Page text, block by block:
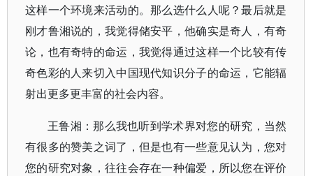
这样一个环境来活动的。那么选什么人呢？最后就是
刚才鲁湘说的，我觉得储安平，他确实是奇人，有奇
论，也有奇特的命运，我觉得通过这样一个比较有传
奇色彩的人来切入中国现代知识分子的命运，它能辐
射出更多更丰富的社会内容。
王鲁湘：那么我也听到学术界对您的研究，当然
有很多的赞美之词了，但是也有一些意见认为，您对
您的研究对象，往往会存在一种偏爱，所以您在评价